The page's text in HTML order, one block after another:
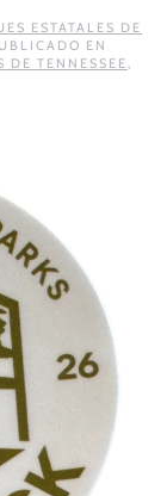
ESTATALES DE
EN
DE TENNESSEE,